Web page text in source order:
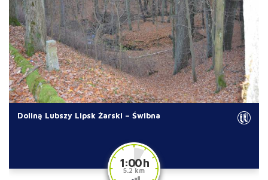
Doliną Lubszy Lipsk Żarski – Świbna
1:00 h
5.2 km